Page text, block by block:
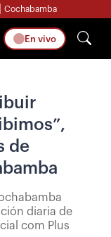
Cochabamba
En vivo
de
diaria de
com Plus